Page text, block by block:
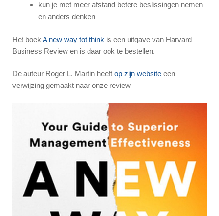
kun je met meer afstand betere beslissingen nemen
en anders denken
Het boek A new way tot think is een uitgave van Harvard
Business Review en is daar ook te bestellen.
De auteur Roger L. Martin heeft op zijn website een
verwijzing gemaakt naar onze review.